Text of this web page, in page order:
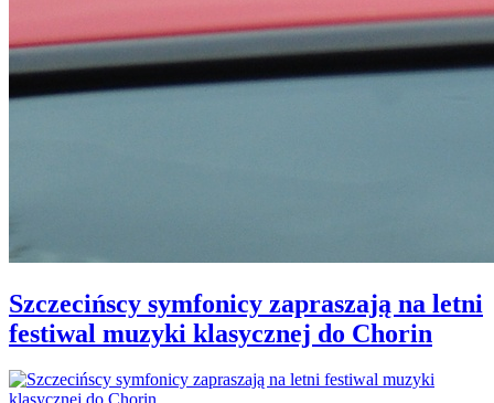
Szczecińscy symfonicy zapraszają na letni
festiwal muzyki klasycznej do Chorin